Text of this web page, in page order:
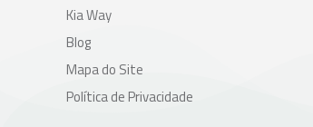
Kia Way
Blog
Mapa do Site
Política de Privacidade